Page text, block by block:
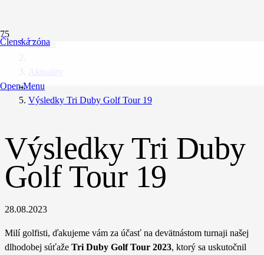
Členská zóna
Open Menu
Domov
Aktuality
Výsledky Tri Duby Golf Tour 19
Výsledky Tri Duby
Golf Tour 19
28.08.2023
Milí golfisti, ďakujeme vám za účasť na devätnástom turnaji našej
dlhodobej súťaže Tri Duby Golf Tour 2023, ktorý sa uskutočnil